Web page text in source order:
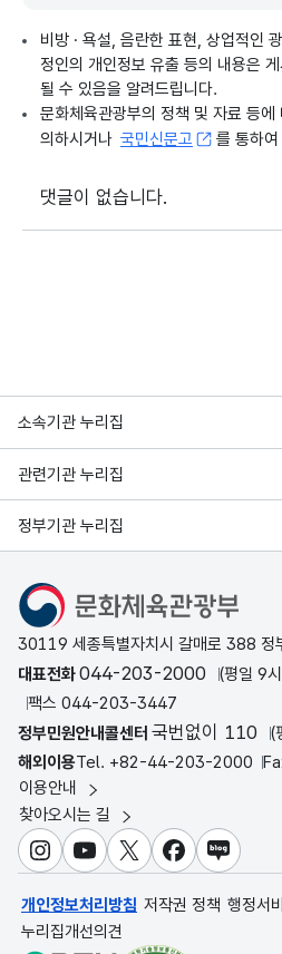
비방 · 욕설, 음란한 표현, 상업적인
정인의 개인정보 유출 등의 내용은
될 수 있음을 알려드립니다.
문화체육관광부의 정책 및 자료 등
의하시거나 국민신문고 를 통하
댓글이 없습니다.
소속기관 누리집
관련기관 누리집
정부기관 누리집
문화체육관광부
30119 세종특별자치시 갈매로 388 정
대표전화044-203-2000
(평일 9
팩스 044-203-3447
정부민원안내콜센터 국번없이 110
(
해외이용Tel. +82-44-203-2000
이용안내
찾아오시는 길
인스타그램
유튜브X 페이스북
블로그
개인정보처리방침 저작권 정책 행정서
누리집개선의견